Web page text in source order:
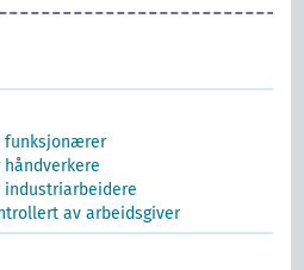
funksjonærer
industriarbeidere
av arbeidsgiver